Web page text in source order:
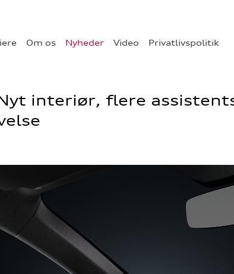
Om os Nyheder Video Privatlivspolitik
interiør, flere